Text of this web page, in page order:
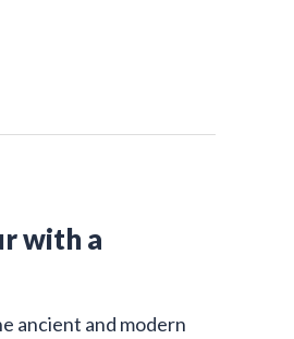
with a
ancient and modern